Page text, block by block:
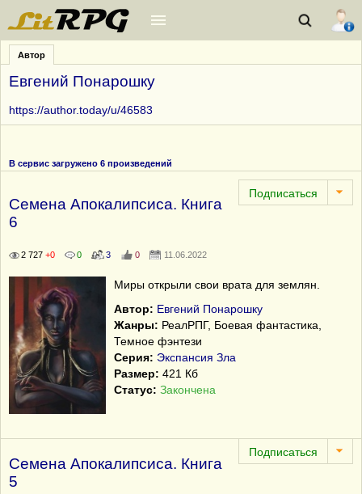
Автор
Евгений Понарошку
https://author.today/u/46583
В сервис загружено 6 произведений
Семена Апокалипсиса. Книга
6
2 727 +0 0 3 0 11.06.2022
Миры открыли свои врата для землян.
Автор: Евгений Понарошку
Жанры: РеалРПГ, Боевая фантастика,
Темное фэнтези
Серия: Экспансия Зла
Размер: 421 Кб
Статус: Закончена
Семена Апокалипсиса. Книга
5